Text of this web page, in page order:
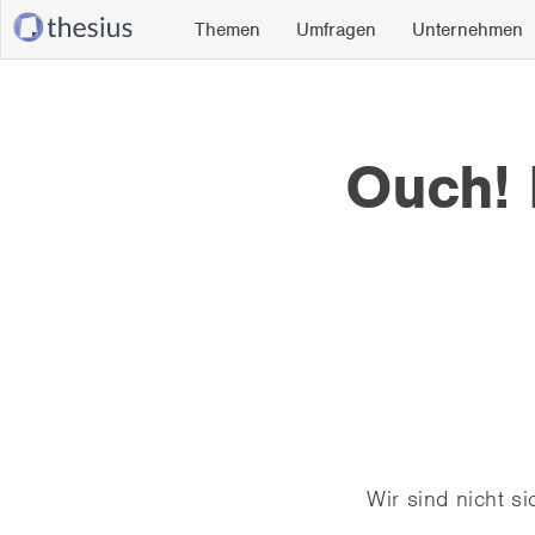
Themen Umfragen Unternehmen
Ouch!
Wir sind nicht